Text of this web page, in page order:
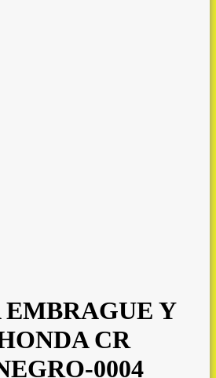
Y
CR
0004